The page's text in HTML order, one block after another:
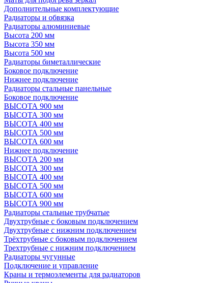
Дополнительные комплектующие
Радиаторы и обвязка
Радиаторы алюминиевые
Высота 200 мм
Высота 350 мм
Высота 500 мм
Радиаторы биметаллические
Боковое подключение
Нижнее подключение
Радиаторы стальные панельные
Боковое подключение
ВЫСОТА 900 мм
ВЫСОТА 300 мм
ВЫСОТА 400 мм
ВЫСОТА 500 мм
ВЫСОТА 600 мм
Нижнее подключение
ВЫСОТА 200 мм
ВЫСОТА 300 мм
ВЫСОТА 400 мм
ВЫСОТА 500 мм
ВЫСОТА 600 мм
ВЫСОТА 900 мм
Радиаторы стальные трубчатые
Двухтрубные с боковым подключением
Двухтрубные с нижним подключением
Трёхтрубные с боковым подключением
Трехтрубные с нижним подключением
Радиаторы чугунные
Подключение и управление
Краны и термоэлементы для радиаторов